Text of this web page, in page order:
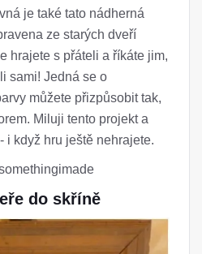
je také tato nádherná
ze starých dveří
hrajete s přáteli a říkáte jim,
sami! Jedná se o
můžete přizpůsobit tak,
Miluji tento projekt a
i když hru ještě nehrajete.
do skříně